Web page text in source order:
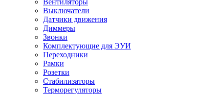
Вентиляторы
Выключатели
Датчики движения
Диммеры
Звонки
Комплектующие для ЭУИ
Переходники
Рамки
Розетки
Стабилизаторы
Терморегуляторы